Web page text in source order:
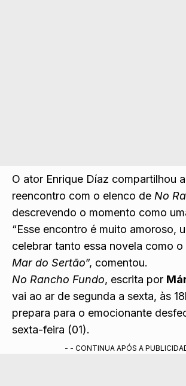
O ator Enrique Díaz compartilhou
reencontro com o elenco de No
descrevendo o momento como
“Esse encontro é muito amoroso,
celebrar tanto essa novela como
Mar do Sertão”, comentou.
No Rancho Fundo, escrita por
vai ao ar de segunda a sexta, às
prepara para o emocionante
sexta-feira (01).
- - CONTINUA APÓS A